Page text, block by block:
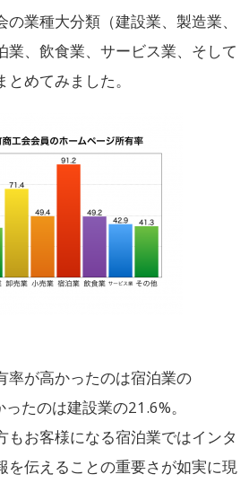
業種大分類（建設業、製造業、
業、飲食業、サービス業、そして
めてみました。
率が高かったのは宿泊業の
たのは建設業の21.6%。
もお客様になる宿泊業ではインタ
を伝えることの重要さが如実に現